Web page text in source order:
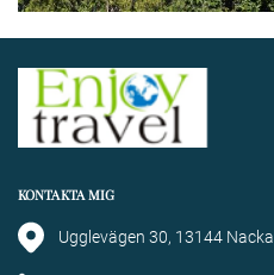
KONTAKTA MIG
Ugglevägen 30, 13144 Nacka